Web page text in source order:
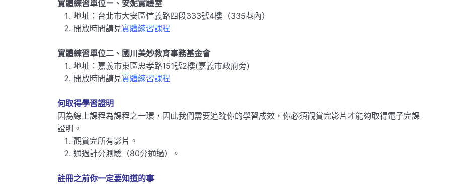
實體練習單位ㄧ、安妮實驗室
地址：台北市大安區信義路四段333號4樓（335巷內）
開放時間請見實體練習課程
實體練習單位二、國川美妙教育事務基金會
地址：嘉義市東區忠孝路151號2樓(嘉義市政府旁)
開放時間請見實體練習課程
何取得學習證明
因為線上課程為課程之一環，因此我們需要追蹤你的學習成效，你必須觀賞完影片才能夠取得電子完課
證明。
觀賞完所有影片。
通過計分測驗（80分通過）。
註冊之前你一定要知道的事